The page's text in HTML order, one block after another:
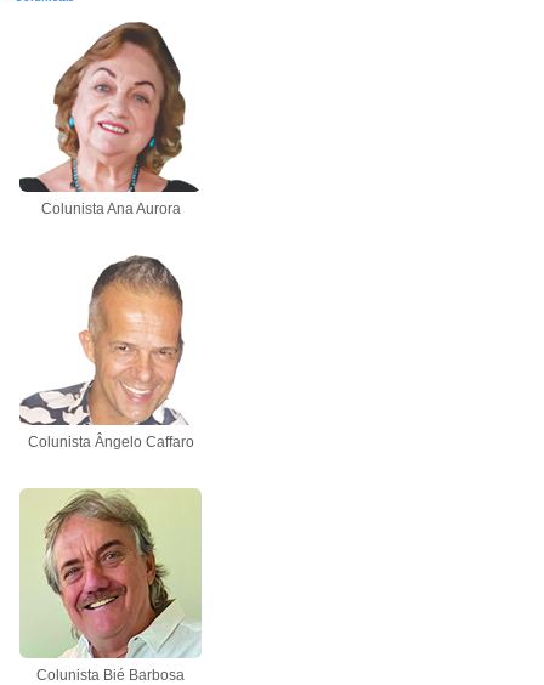
Colunista Ana Aurora
Colunista Ângelo Caffaro
Colunista Bié Barbosa